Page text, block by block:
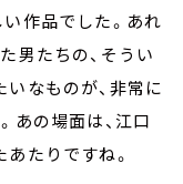
作品でした。あれ
男たちの、そうい
なものが、非常に
あの場面は、江口
たりですね。